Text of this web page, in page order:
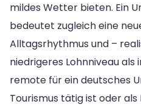
mildes Wetter bieten. Ein
bedeutet zugleich eine
Alltagsrhythmus und –
niedrigeres Lohnniveau als
remote für ein deutsches
Tourismus tätig ist oder